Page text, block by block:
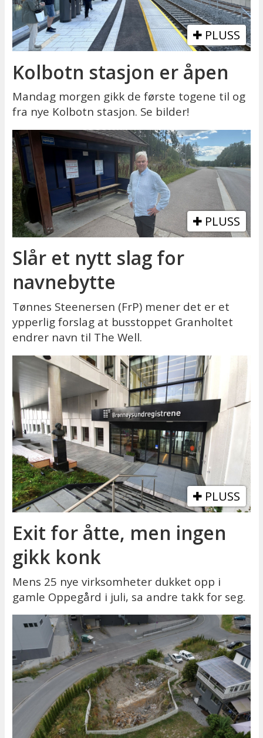
PLUSS
Kolbotn stasjon er åpen
Mandag morgen gikk de første togene til og
fra nye Kolbotn stasjon. Se bilder!
PLUSS
Slår et nytt slag for
navnebytte
Tønnes Steenersen (FrP) mener det er et
ypperlig forslag at busstoppet Granholtet
endrer navn til The Well.
PLUSS
Exit for åtte, men ingen
gikk konk
Mens 25 nye virksomheter dukket opp i
gamle Oppegård i juli, sa andre takk for seg.